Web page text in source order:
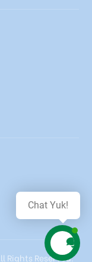
Rights Reserved.
Chat Yuk!